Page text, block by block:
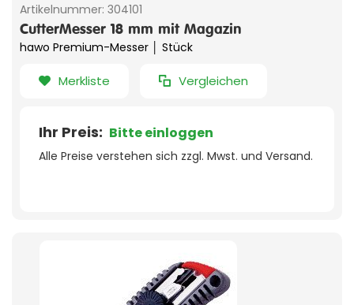
Artikelnummer: 304101
CutterMesser 18 mm mit Magazin
hawo Premium-Messer │ Stück
Merkliste Vergleichen
Ihr Preis: Bitte einloggen
Alle Preise verstehen sich zzgl. Mwst. und Versand.